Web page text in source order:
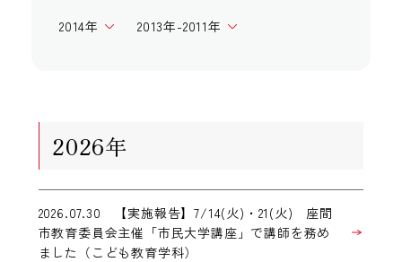
2014年
2013年-2011年
2026年
2026.07.30 【実施報告】7/14(火)・21(火) 座間
市教育委員会主催「市民大学講座」で講師を務め
ました（こども教育学科）